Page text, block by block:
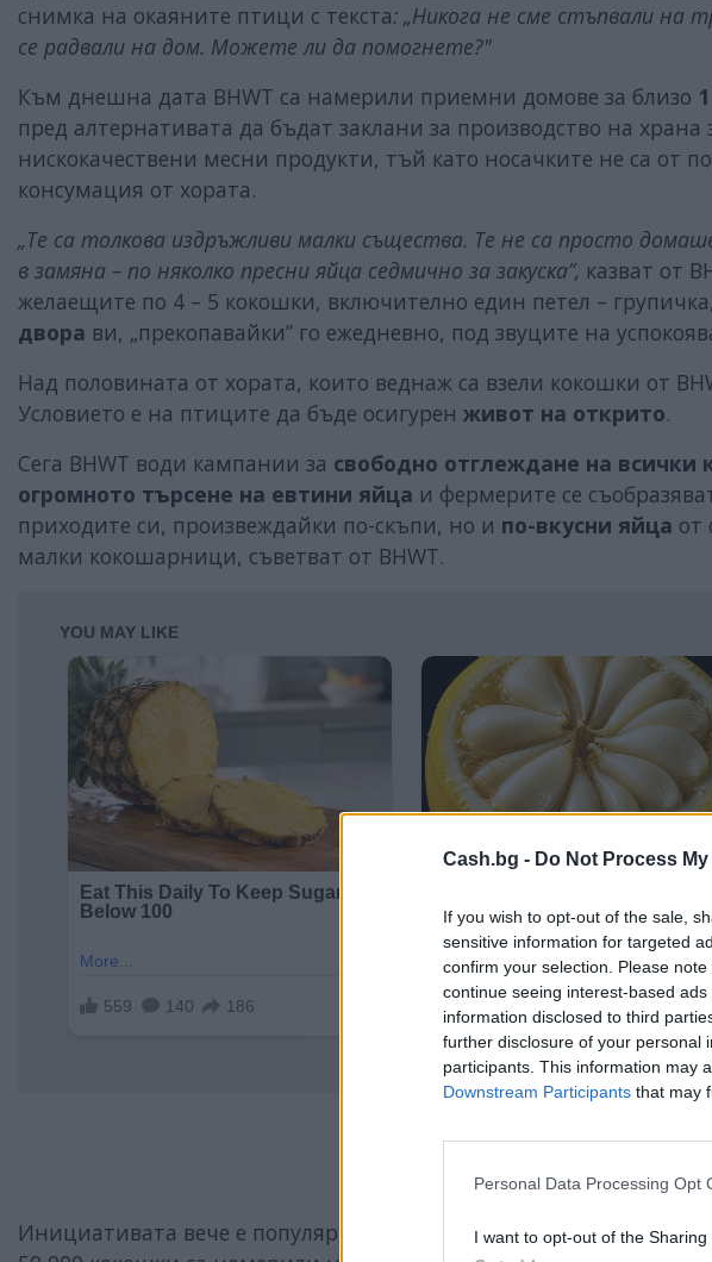
Cash.bg - Do Not Process
If you wish to opt-out of the sale,
sensitive information for targeted
confirm your selection. Please
continue seeing interest-based
information disclosed to third
further disclosure of your personal
participants. This information may
Downstream Participants that may
Personal Data Processing Opt
I want to opt-out of the Sharing
снимка на окаяните птици с текста: „Никога не сме стъпвали на
се радвали на дом. Можете ли да помогнете?"
Към днешна дата BHWT са намерили приемни домове за близо
пред алтернативата да бъдат заклани за производство на
нискокачествени месни продукти, тъй като носачките не са от
консумация от хората.
„Те са толкова издръжливи малки същества. Те не са просто
в замяна – по няколко пресни яйца седмично за закуска”, казват от
желаещите по 4 – 5 кокошки, включително един петел –
двора ви, „прекопавайки” го ежедневно, под звуците на
Над половината от хората, които веднаж са взели кокошки от
Условието е на птиците да бъде осигурен живот на открито.
Сега BHWT води кампании за свободно отглеждане на всички
огромното търсене на евтини яйца и фермерите се
приходите си, произвеждайки по-скъпи, но и по-вкусни яйца от
малки кокошарници, съветват от BHWT.
Инициативата вече е популярна и в Германия, Белгия,